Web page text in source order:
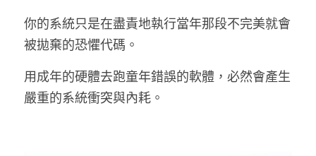
你的系統只是在盡責地執行當年那段不完美就會
被拋棄的恐懼代碼。
用成年的硬體去跑童年錯誤的軟體，必然會產生
嚴重的系統衝突與內耗。